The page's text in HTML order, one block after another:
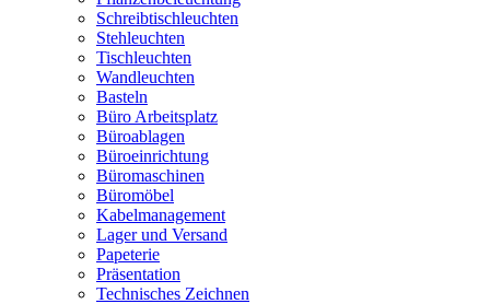
Schreibtischleuchten
Stehleuchten
Tischleuchten
Wandleuchten
Basteln
Büro Arbeitsplatz
Büroablagen
Büroeinrichtung
Büromaschinen
Büromöbel
Kabelmanagement
Lager und Versand
Papeterie
Präsentation
Technisches Zeichnen